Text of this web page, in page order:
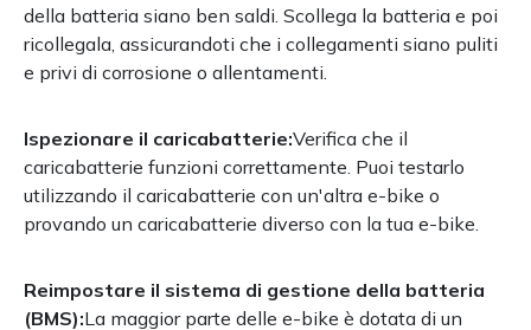
della batteria siano ben saldi. Scollega la batteria e poi
ricollegala, assicurandoti che i collegamenti siano puliti
e privi di corrosione o allentamenti.
Ispezionare il caricabatterie:Verifica che il
caricabatterie funzioni correttamente. Puoi testarlo
utilizzando il caricabatterie con un'altra e-bike o
provando un caricabatterie diverso con la tua e-bike.
Reimpostare il sistema di gestione della batteria
(BMS):La maggior parte delle e-bike è dotata di un